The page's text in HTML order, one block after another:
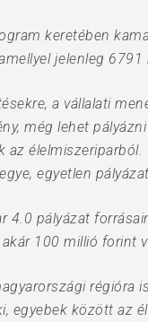
keretében
jelenleg 6791
a vállalati
még lehet
egyetlen
4.0 pályázat
100 millió forint
egyebek között az